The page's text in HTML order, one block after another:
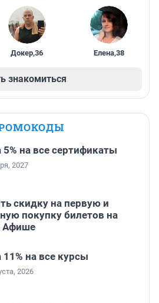
Докер,36 Елена,38
знакомиться
на все сертификаты
2027
скидку на первую и
покупку билетов на
Афише
на все курсы
2026